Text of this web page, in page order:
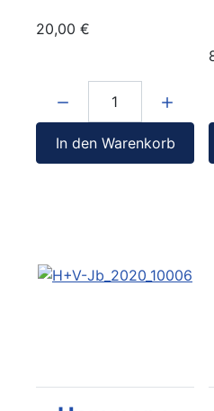
20,00 €
In den Warenkorb